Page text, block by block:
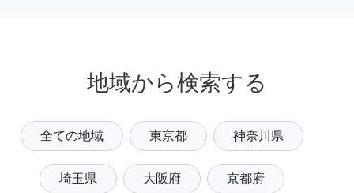
地域から検索する
全ての地域 東京都 神奈川県
埼玉県 大阪府 京都府